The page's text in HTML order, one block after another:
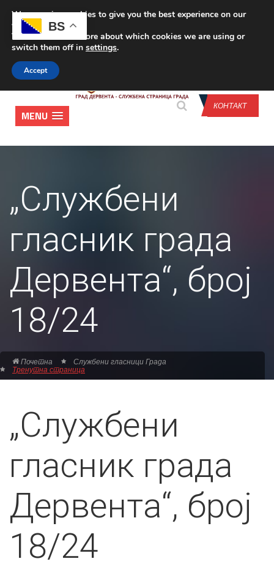
CONTACT US
КОНТАКТ
MENU
„Службени
гласник града
Дервента“, број
18/24
Почетна Службени гласници Града
Тренутна страница
„Службени
гласник града
Дервента“, број
18/24
BS
We are using cookies to give you the best experience on our
website.
You can find out more about which cookies we are using or
switch them off in settings.
Accept